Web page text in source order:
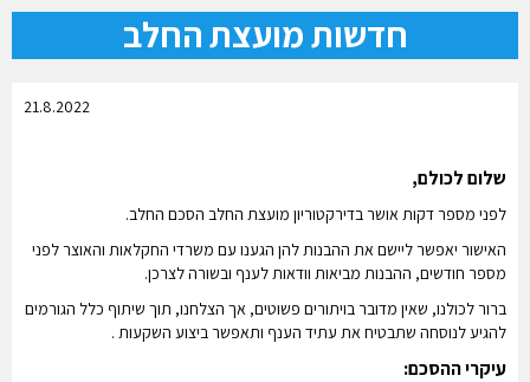
חדשות מועצת החלב
21.8.2022
שלום לכולם,
לפני מספר דקות אושר בדירקטוריון מועצת החלב הסכם החלב.
האישור יאפשר ליישם את ההבנות להן הגענו עם משרדי החקלאות והאוצר לפני
מספר חודשים, ההבנות מביאות וודאות לענף ובשורה לצרכן.
ברור לכולנו, שאין מדובר בויתורים פשוטים, אך הצלחנו, תוך שיתוף כלל הגורמים
להגיע לנוסחה שתבטיח את עתיד הענף ותאפשר ביצוע השקעות .
עיקרי ההסכם: